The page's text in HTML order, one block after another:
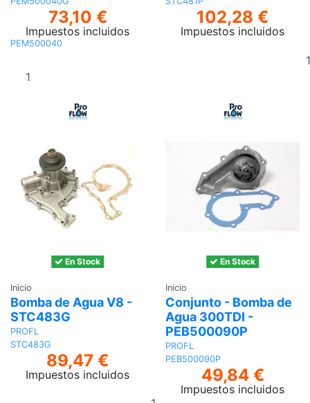
73,10 €
Impuestos incluidos
PEM500040
102,28 €
Impuestos incluidos
En Stock
Inicio
Bomba de Agua V8 -
STC483G
PROFL
STC483G
89,47 €
Impuestos incluidos
Añadir
En Stock
Inicio
Conjunto - Bomba de
Agua 300TDI -
PEB500090P
PROFL
PEB500090P
49,84 €
Impuestos incluidos